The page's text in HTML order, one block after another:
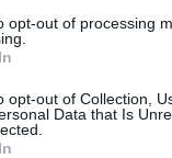
opt-out of processing
opt-out of Collection,
Data that Is
στην
του κατοχικού
σε
Taşucu